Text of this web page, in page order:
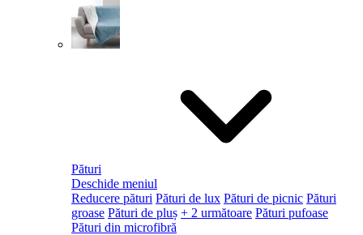
Pături
Deschide meniul
Reducere pături Pături de lux Pături de picnic Pături
groase Pături de pluș + 2 următoare Pături pufoase
Pături din microfibră